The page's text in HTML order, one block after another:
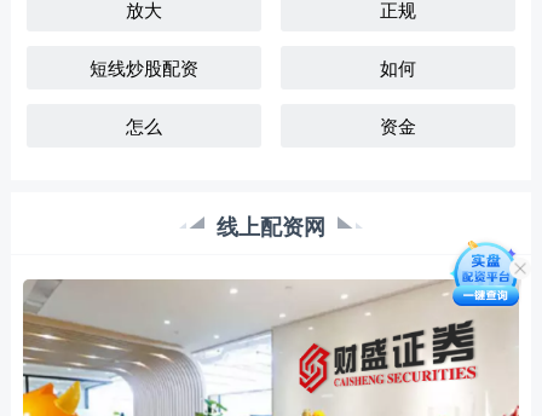
放大 正规
短线炒股配资 如何
怎么 资金
线上配资网